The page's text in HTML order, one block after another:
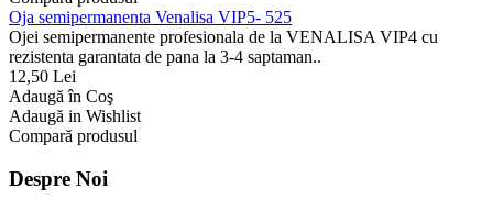
Oja semipermanenta Venalisa VIP5- 525
Ojei semipermanente profesionala de la VENALISA VIP4 cu
rezistenta garantata de pana la 3-4 saptaman..
12,50 Lei
Adaugă în Coş
Adaugă in Wishlist
Compară produsul
Despre Noi